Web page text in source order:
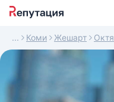
Коми Жешарт